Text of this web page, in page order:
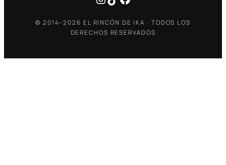
© 2014–2026 EL RINCÓN DE IKA · TODOS LOS
DERECHOS RESERVADOS